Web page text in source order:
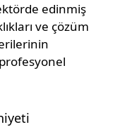
edinmiş
ve çözüm